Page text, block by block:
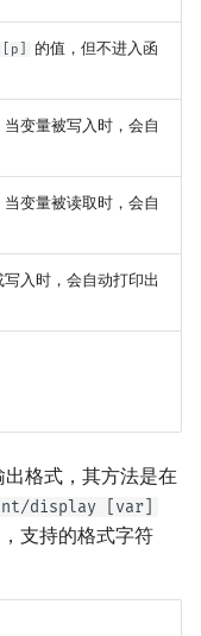
[p]
的值，但不进入函
当变量被写入时，会自
当变量被读取时，会自
写入时，会自动打印出
格式，其方法是在
display [var]
支持的格式字符